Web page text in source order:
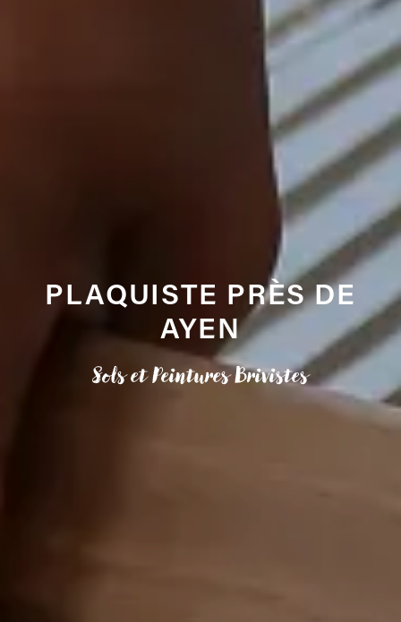
PLAQUISTE PRÈS DE
AYEN
Sols et Peintures Brivistes